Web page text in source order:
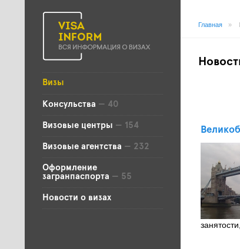
Визы
Консульства — 40
Визовые центры — 154
Визовые агентства — 232
Оформление
загранпаспорта — 55
Новости о визах
Главная »